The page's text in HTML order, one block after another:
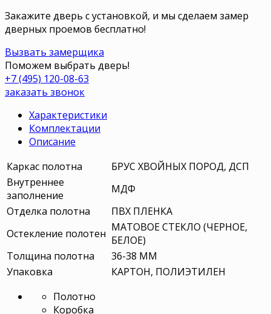
Закажите дверь с установкой, и мы сделаем замер
дверных проемов бесплатно!
Вызвать замерщика
Поможем выбрать дверь!
+7 (495) 120-08-63
заказать звонок
Характеристики
Комплектации
Описание
Каркас полотна
БРУС ХВОЙНЫХ ПОРОД, ДСП
Внутреннее
заполнение
МДФ
Отделка полотна
ПВХ ПЛЕНКА
Остекление полотен МАТОВОЕ СТЕКЛО (ЧЕРНОЕ,
БЕЛОЕ)
Толщина полотна
36-38 ММ
Упаковка
КАРТОН, ПОЛИЭТИЛЕН
Полотно
Коробка